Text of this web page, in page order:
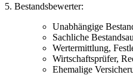
5. Bestandsbewerter:
Unabhängige
Sachliche
Wertermittlung,
Wirtschaftsprüfer,
Ehemalige